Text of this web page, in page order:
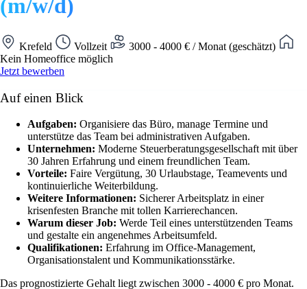
(m/w/d)
Krefeld Vollzeit
3000 - 4000 € / Monat (geschätzt)
Kein Homeoffice möglich
Jetzt bewerben
Auf einen Blick
Aufgaben: Organisiere das Büro, manage Termine und
unterstütze das Team bei administrativen Aufgaben.
Unternehmen: Moderne Steuerberatungsgesellschaft mit über
30 Jahren Erfahrung und einem freundlichen Team.
Vorteile: Faire Vergütung, 30 Urlaubstage, Teamevents und
kontinuierliche Weiterbildung.
Weitere Informationen: Sicherer Arbeitsplatz in einer
krisenfesten Branche mit tollen Karrierechancen.
Warum dieser Job: Werde Teil eines unterstützenden Teams
und gestalte ein angenehmes Arbeitsumfeld.
Qualifikationen: Erfahrung im Office-Management,
Organisationstalent und Kommunikationsstärke.
Das prognostizierte Gehalt liegt zwischen 3000 - 4000 € pro Monat.